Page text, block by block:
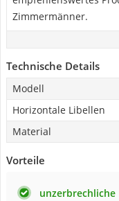
Zimmermänner.
Technische Details
Modell
Horizontale Libellen
Material
Vorteile
unzerbrechliche